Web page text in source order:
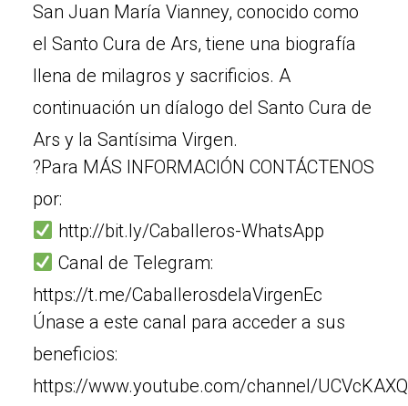
San Juan María Vianney, conocido como
el Santo Cura de Ars, tiene una biografía
llena de milagros y sacrificios. A
continuación un díalogo del Santo Cura de
Ars y la Santísima Virgen.
?Para MÁS INFORMACIÓN CONTÁCTENOS
por:
http://bit.ly/Caballeros-WhatsApp
Canal de Telegram:
https://t.me/CaballerosdelaVirgenEc
Únase a este canal para acceder a sus
beneficios:
https://www.youtube.com/channel/